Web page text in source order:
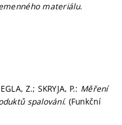
materiálu.
Z.; SKRYJA, P.: Měření
spalování. (Funkční